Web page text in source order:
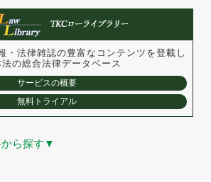
・法律雑誌の豊富なコンテンツを登載し
法の総合法律データベース
サービスの概要
無料トライアル
ら探す ▼